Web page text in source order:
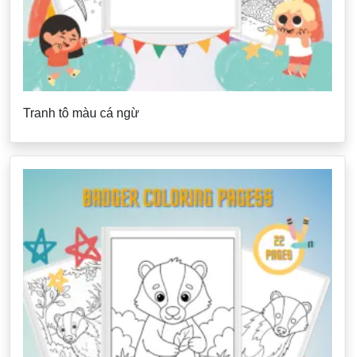
Tranh tô màu cá ngừ